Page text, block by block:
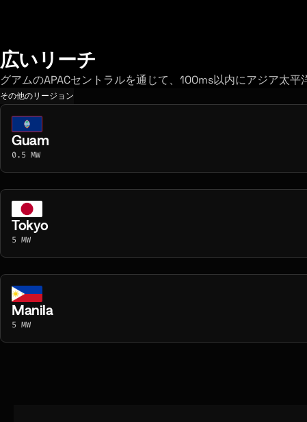
広いリーチ
グアムのAPACセントラルを通じて、100ms以内にアジア太
その他のリージョン
Guam
0.5 MW
Tokyo
5 MW
Manila
5 MW